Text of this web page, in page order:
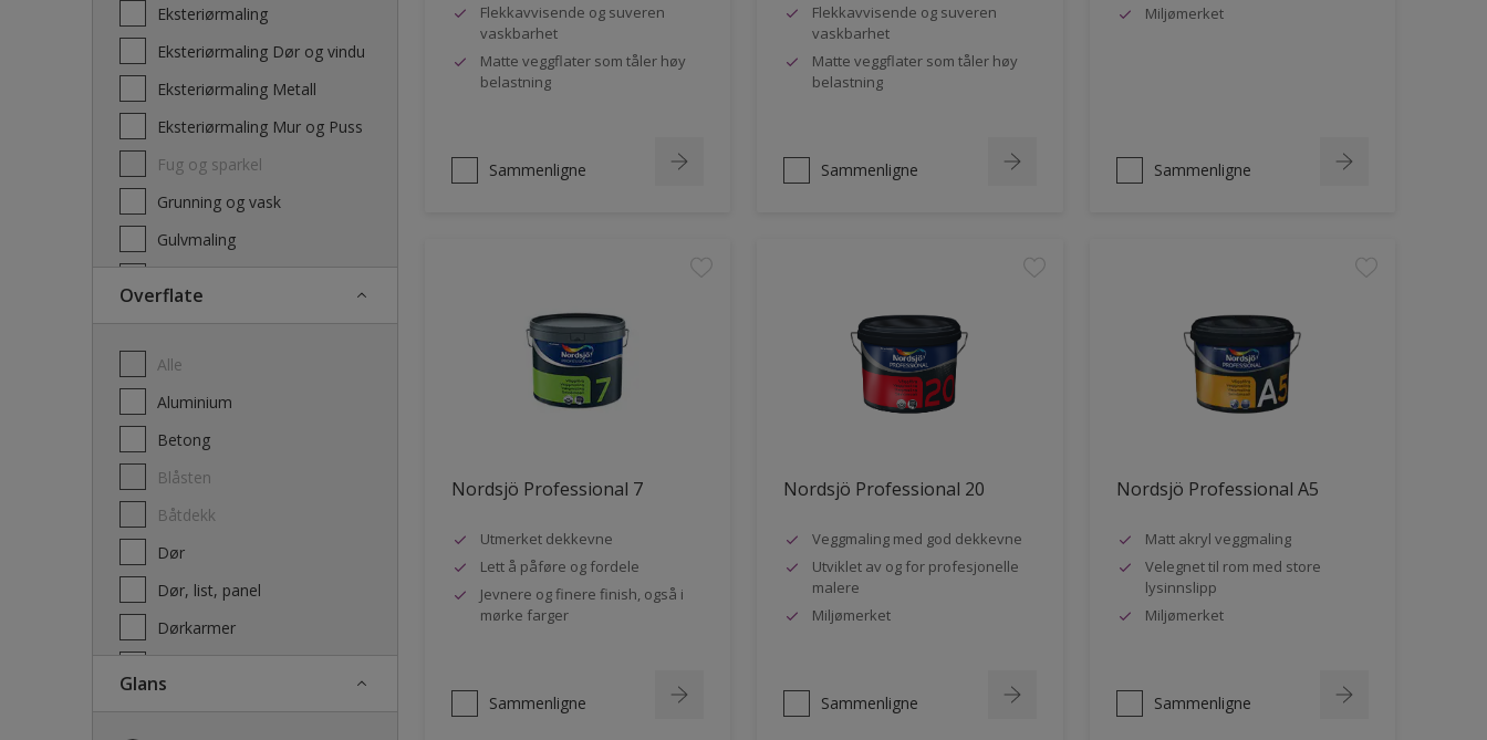
Eksteriørmaling
Eksteriørmaling Dør og vindu
Eksteriørmaling Metall
Eksteriørmaling Mur og Puss
Fug og sparkel
Grunning og vask
Gulvmaling
Overflate
Alle
Aluminium
Betong
Blåsten
Båtdekk
Dør
Dør, list, panel
Dørkarmer
Glans
Flekkavvisende og suveren
vaskbarhet
Matte veggflater som tåler høy
belastning
Sammenligne
Flekkavvisende og suveren
vaskbarhet
Matte veggflater som tåler høy
belastning
Sammenligne
Miljømerket
Sammenligne
Nordsjö Professional 7
Utmerket dekkevne
Lett å påføre og fordele
Jevnere og finere finish, også i
mørke farger
Sammenligne
Nordsjö Professional 20
Veggmaling med god dekkevne
Utviklet av og for profesjonelle
malere
Miljømerket
Sammenligne
Nordsjö Professional A5
Matt akryl veggmaling
Velegnet til rom med store
lysinnslipp
Miljømerket
Sammenligne